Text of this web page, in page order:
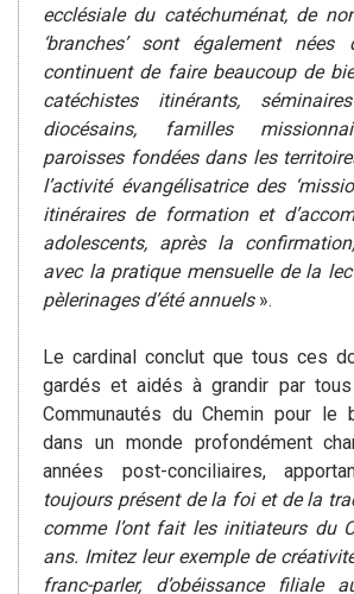
ecclésiale du catéchuménat, de
‘branches’ sont également
continuent de faire beaucoup de
catéchistes itinérants,
diocésains, familles
paroisses fondées dans les
l’activité évangélisatrice des
itinéraires de formation et
adolescents, après la
avec la pratique mensuelle de la
pèlerinages d’été annuels».
Le cardinal conclut que tous ces
gardés et aidés à grandir par
Communautés du Chemin pour le
dans un monde profondément
années post-conciliaires,
toujours présent de la foi et de la
comme l’ont fait les initiateurs du
ans. Imitez leur exemple de
franc-parler, d’obéissance filiale